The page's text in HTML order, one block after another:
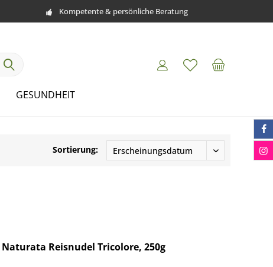
Kompetente & persönliche Beratung
GESUNDHEIT
Sortierung:
Naturata Reisnudel Tricolore, 250g